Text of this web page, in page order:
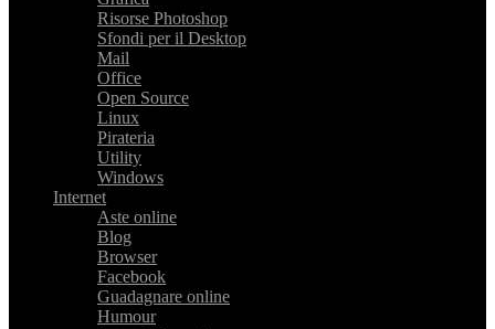
Risorse Photoshop
Sfondi per il Desktop
Mail
Office
Open Source
Linux
Pirateria
Utility
Windows
Internet
Aste online
Blog
Browser
Facebook
Guadagnare online
Humour